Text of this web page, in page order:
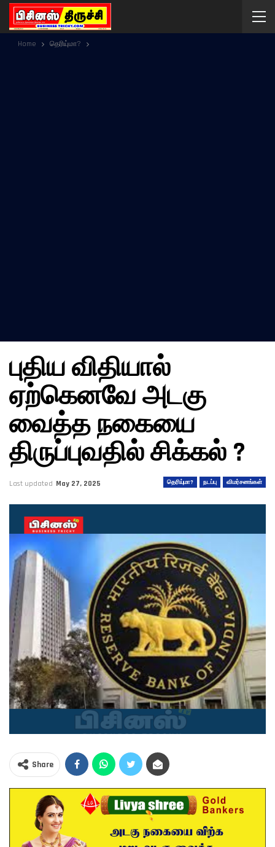
Home தெரியு்மா?
புதிய விதியால்
ஏற்கெனவே அடகு
வைத்த நகையை
திருப்புவதில் சிக்கல் ?
தெரியு்மா? நடப்பு விமர்சனங்கள்
Last updated May 27, 2025
Share